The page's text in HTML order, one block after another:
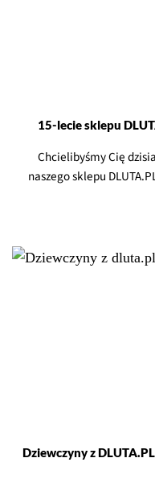
15-lecie sklepu
Chcielibyśmy Cię
naszego sklepu
Dziewczyny z